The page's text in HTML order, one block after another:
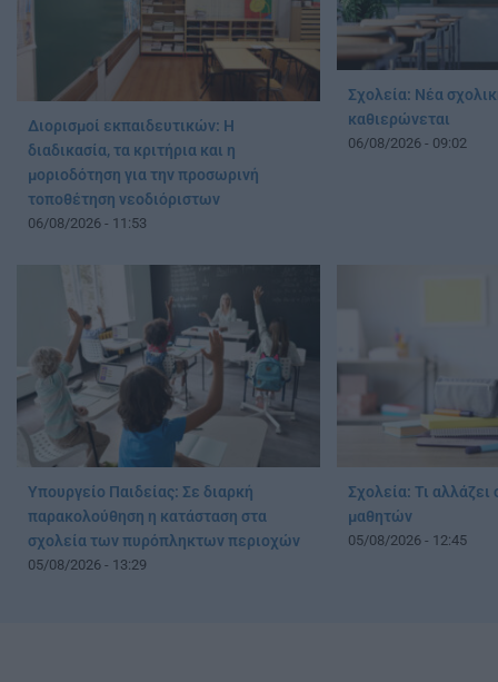
Διορισμοί εκπαιδευτικών: Η
διαδικασία, τα κριτήρια και η
μοριοδότηση για την προσωρινή
τοποθέτηση νεοδιόριστων
06/08/2026 - 11:53
Σχολεία: Νέα
καθιερώνεται
06/08/2026 - 09:02
Υπουργείο Παιδείας: Σε διαρκή
παρακολούθηση η κατάσταση στα
σχολεία των πυρόπληκτων περιοχών
05/08/2026 - 13:29
Σχολεία: Τι
μαθητών
05/08/2026 - 12:45